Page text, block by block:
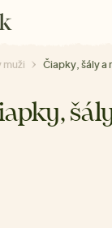
muži Čiapky, šály a